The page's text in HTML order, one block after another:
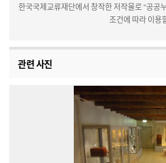
한국국제교류재단에서 창작한 저작물로 "공공
조건에 따라 이용
관련 사진